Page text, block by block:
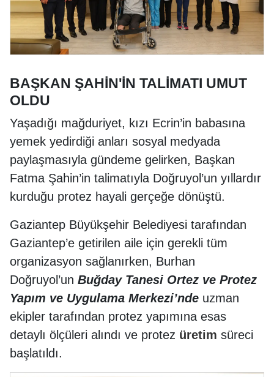
BAŞKAN ŞAHİN'İN TALİMATI UMUT
OLDU
Yaşadığı mağduriyet, kızı Ecrin’in babasına
yemek yedirdiği anları sosyal medyada
paylaşmasıyla gündeme gelirken, Başkan
Fatma Şahin’in talimatıyla Doğruyol’un yıllardır
kurduğu protez hayali gerçeğe dönüştü.
Gaziantep Büyükşehir Belediyesi tarafından
Gaziantep’e getirilen aile için gerekli tüm
organizasyon sağlanırken, Burhan
Doğruyol’un Buğday Tanesi Ortez ve Protez
Yapım ve Uygulama Merkezi’nde uzman
ekipler tarafından protez yapımına esas
detaylı ölçüleri alındı ve protez üretim süreci
başlatıldı.